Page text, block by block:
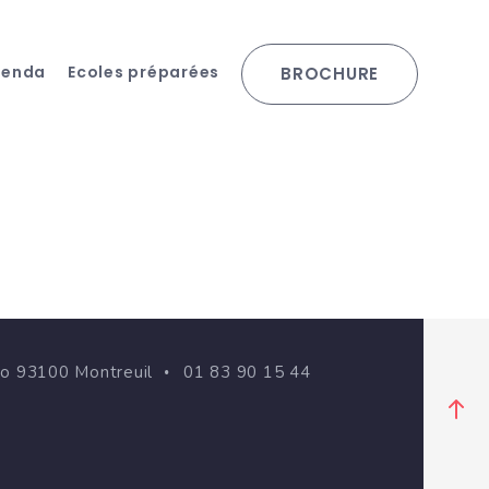
Ecoles préparées BROCHURE
93100 Montreuil 01 83 90 15 44